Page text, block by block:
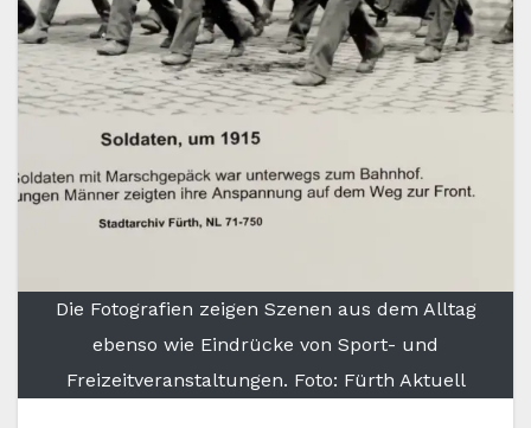
Die Fotografien zeigen Szenen aus dem Alltag
ebenso wie Eindrücke von Sport- und
Freizeitveranstaltungen. Foto: Fürth Aktuell